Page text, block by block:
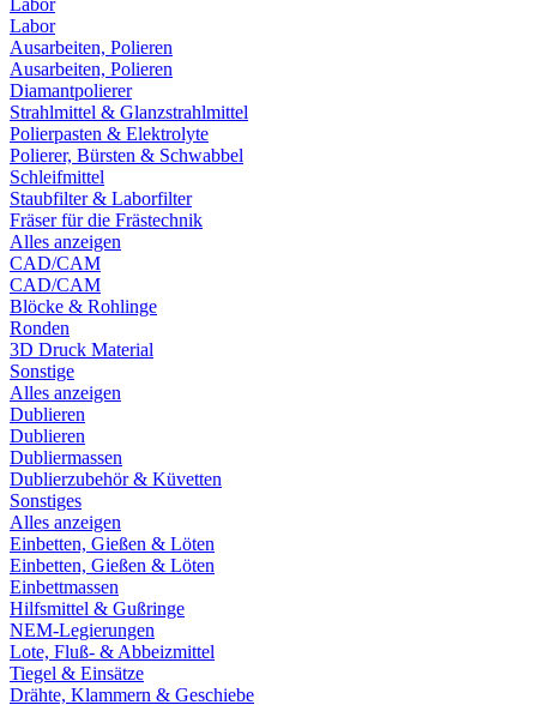
Labor
Labor
Ausarbeiten, Polieren
Ausarbeiten, Polieren
Diamantpolierer
Strahlmittel & Glanzstrahlmittel
Polierpasten & Elektrolyte
Polierer, Bürsten & Schwabbel
Schleifmittel
Staubfilter & Laborfilter
Fräser für die Frästechnik
Alles anzeigen
CAD/CAM
CAD/CAM
Blöcke & Rohlinge
Ronden
3D Druck Material
Sonstige
Alles anzeigen
Dublieren
Dublieren
Dubliermassen
Dublierzubehör & Küvetten
Sonstiges
Alles anzeigen
Einbetten, Gießen & Löten
Einbetten, Gießen & Löten
Einbettmassen
Hilfsmittel & Gußringe
NEM-Legierungen
Lote, Fluß- & Abbeizmittel
Tiegel & Einsätze
Drähte, Klammern & Geschiebe